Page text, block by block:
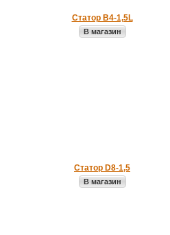
Статор B4-1,5L
В магазин
Статор D8-1,5
В магазин